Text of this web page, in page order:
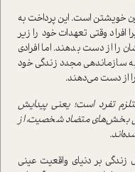
خویشتن است. این پرداخت به
وقتی تعهدات خود را زیر
را از دست بدهند. اما افرادی
سازماندهی مجدد زندگی خود
را از دست می‌دهند.
تفرد است؛ یعنی پیدایش
بخش‌های متضاد شخصیت، از
زندگی بر دنیای واقعیت عینی